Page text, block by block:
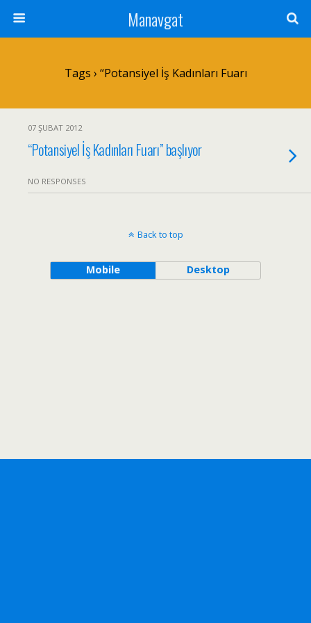
Manavgat
Tags › “Potansiyel İş Kadınları Fuarı
07 ŞUBAT 2012
“Potansiyel İş Kadınları Fuarı” başlıyor
NO RESPONSES
Back to top
Mobile Desktop